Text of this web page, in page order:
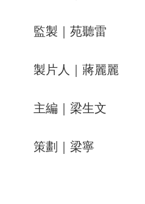
監製｜苑聽雷
製片人｜蔣麗麗
主編｜梁生文
策劃｜梁寧